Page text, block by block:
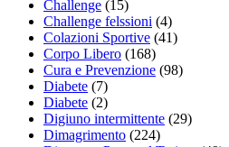
Challenge (15)
Challenge felssioni (4)
Colazioni Sportive (41)
Corpo Libero (168)
Cura e Prevenzione (98)
Diabete (7)
Diabete (2)
Digiuno intermittente (29)
Dimagrimento (224)